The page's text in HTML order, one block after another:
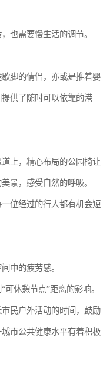
也需要慢生活的调节。
脚的情侣，亦或是推着婴
供了随时可以依靠的港
上，精心布局的公园椅让
景，感受自然的呼吸。
位经过的行人都有机会短
中的疲劳感。
休憩节点”距离的影响。
民户外活动的时间，鼓励
市公共健康水平有着积极